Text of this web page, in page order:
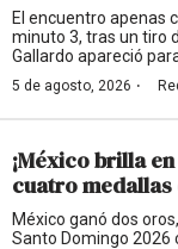
El encuentro apenas
minuto 3, tras un tiro
Gallardo apareció
5 de agosto, 2026 ·
¡México brilla
cuatro
México ganó dos
Santo Domingo 2026